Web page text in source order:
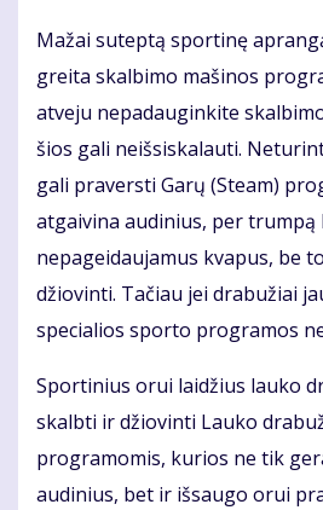
Mažai suteptą sportinę
greita skalbimo mašinos
atveju nepadauginkite
šios gali neišsiskalauti.
gali praversti Garų (Steam)
atgaivina audinius, per trumpą
nepageidaujamus kvapus, be
džiovinti. Tačiau jei drabužiai
specialios sporto programos
Sportinius orui laidžius lauko
skalbti ir džiovinti Lauko
programomis, kurios ne tik
audinius, bet ir išsaugo orui